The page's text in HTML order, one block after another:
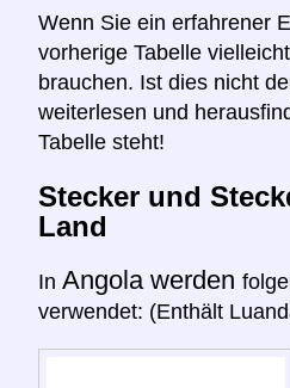
Wenn Sie ein erfahrener
vorherige Tabelle
brauchen. Ist dies nicht
weiterlesen und
Tabelle steht!
Stecker und
Land
In Angola werden
verwendet: (Enthält